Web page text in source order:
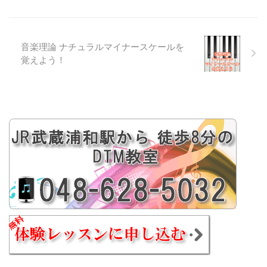
音楽理論 ナチュラルマイナースケールを
覚えよう！